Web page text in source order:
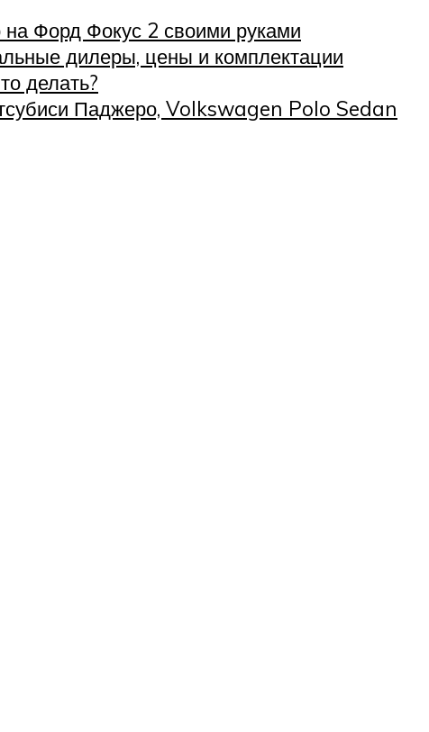
Форд Фокус 2 своими руками
дилеры, цены и комплектации
делать?
Паджеро, Volkswagen Polo Sedan